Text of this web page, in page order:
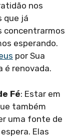
nos
que já
concentrarmos
esperando.
por Sua
é renovada.
Fé: Estar em
também
uma fonte de
Elas